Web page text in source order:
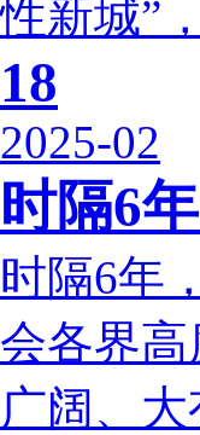
性新城”
18
2025-02
时隔6
时隔6年
会各界
广阔、